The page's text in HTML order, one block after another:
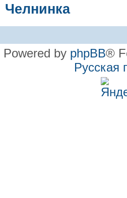
Челнинка
Powered by phpBB®
Русская